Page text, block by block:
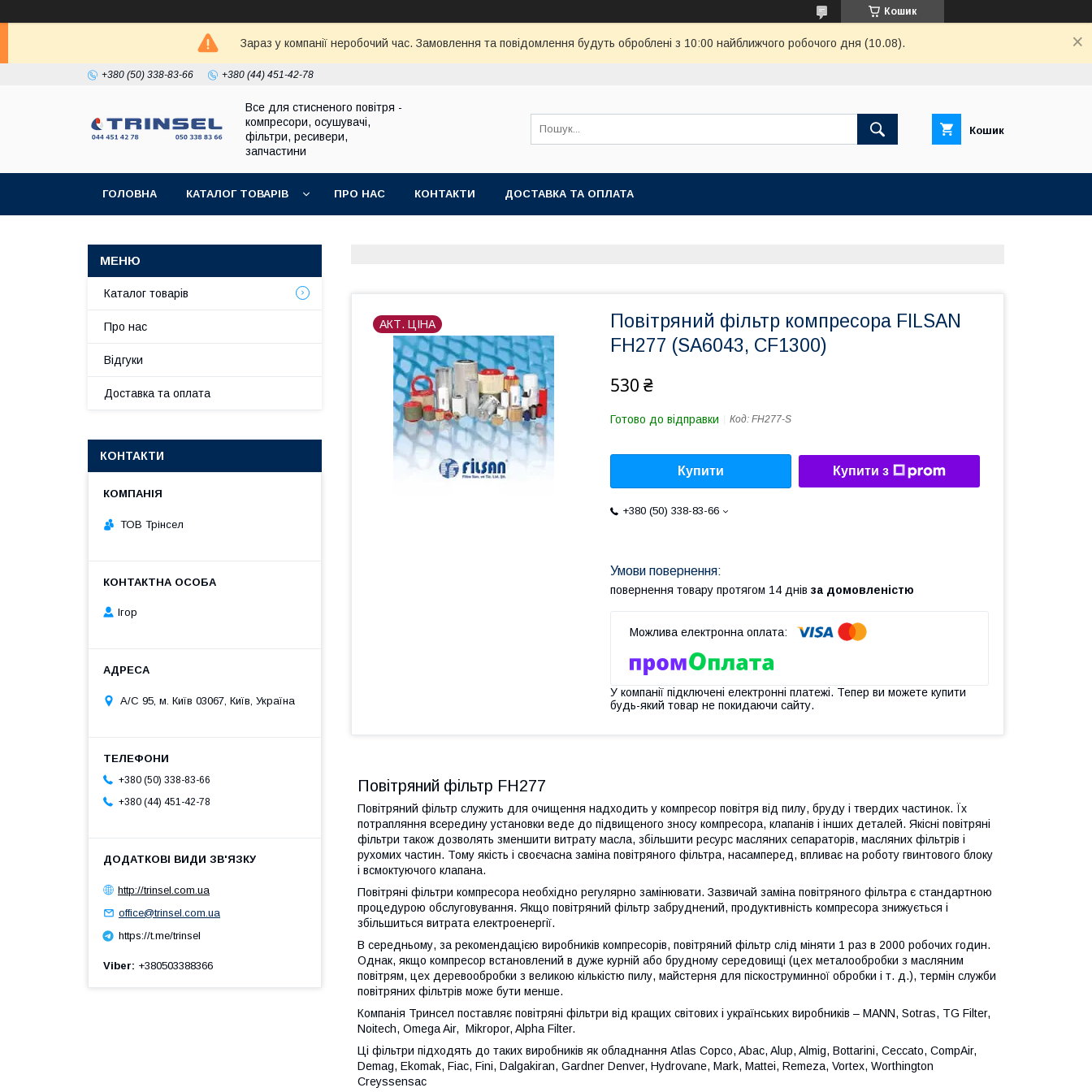
Кошик
Зараз у компанії неробочий час. Замовлення та повідомлення будуть оброблені з 10:00 найближчого робочого дня (10.08).
+380 (50) 338-83-66 +380 (44) 451-42-78
Все для стисненого повітря -
компресори, осушувачі,
фільтри, ресивери,
запчастини
Кошик
ГОЛОВНА КАТАЛОГ ТОВАРІВ ПРО НАС КОНТАКТИ ДОСТАВКА ТА ОПЛАТА
АКТ. ЦІНА
Повітряний фільтр компресора FILSAN
FH277 (SA6043, CF1300)
530 ₴
Готово до відправки Код: FH277-S
Купити Купити з
+380 (50) 338-83-66
повернення товару протягом 14 днів за домовленістю
У компанії підключені електронні платежі. Тепер ви можете купити
будь-який товар не покидаючи сайту.
Повітряний фільтр FH277
Повітряний фільтр служить для очищення надходить у компресор повітря від пилу, бруду і твердих частинок. Їх
потрапляння всередину установки веде до підвищеного зносу компресора, клапанів і інших деталей. Якісні повітряні
фільтри також дозволять зменшити витрату масла, збільшити ресурс масляних сепараторів, масляних фільтрів і
рухомих частин. Тому якість і своєчасна заміна повітряного фільтра, насамперед, впливає на роботу гвинтового блоку
і всмоктуючого клапана.
Повітряні фільтри компресора необхідно регулярно замінювати. Зазвичай заміна повітряного фільтра є стандартною
процедурою обслуговування. Якщо повітряний фільтр забруднений, продуктивність компресора знижується і
збільшиться витрата електроенергії.
В середньому, за рекомендацією виробників компресорів, повітряний фільтр слід міняти 1 раз в 2000 робочих годин.
Однак, якщо компресор встановлений в дуже курній або брудному середовищі (цех металообробки з масляним
повітрям, цех деревообробки з великою кількістю пилу, майстерня для піскоструминної обробки і т. д.), термін служби
повітряних фільтрів може бути менше.
Компанія Тринсел поставляє повітряні фільтри від кращих світових і українських виробників – MANN, Sotras, TG Filter,
Noitech, Omega Air, Mikropor, Alpha Filter.
Ці фільтри підходять до таких виробників як обладнання Atlas Copco, Abac, Alup, Almig, Bottarini, Ceccato, CompAir,
Demag, Ekomak, Fiac, Fini, Dalgakiran, Gardner Denver, Hydrovane, Mark, Mattei, Remeza, Vortex, Worthington
Creyssensac
Каталог товарів
Про нас
Відгуки
Доставка та оплата
КОНТАКТИ
ТОВ Трінсел
Ігор
А/С 95, м. Київ 03067, Київ, Україна
+380 (50) 338-83-66
+380 (44) 451-42-78
http://trinsel.com.ua
office@trinsel.com.ua
https://t.me/trinsel
Viber +380503388366